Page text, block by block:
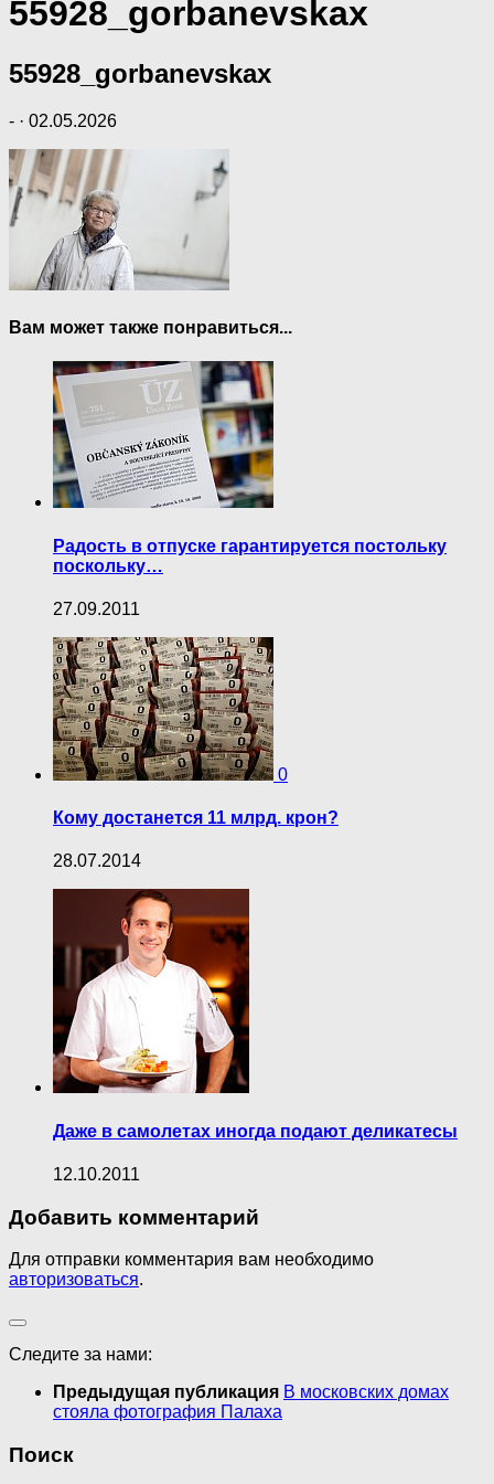
55928_gorbanevskax
55928_gorbanevskax
- · 02.05.2026
Вам может также понравиться...
Радость в отпуске гарантируется постольку
поскольку…
27.09.2011
0
Кому достанется 11 млрд. крон?
28.07.2014
Даже в самолетах иногда подают деликатесы
12.10.2011
Добавить комментарий
Для отправки комментария вам необходимо
авторизоваться.
Следите за нами:
Предыдущая публикация В московских домах
стояла фотография Палаха
Поиск